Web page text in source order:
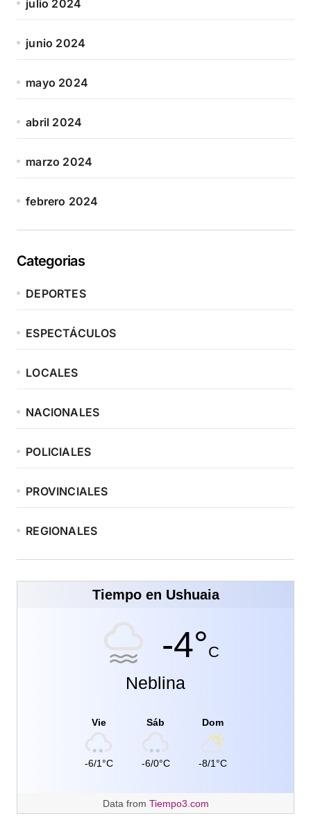
julio 2024
junio 2024
mayo 2024
abril 2024
marzo 2024
febrero 2024
Categorias
DEPORTES
ESPECTÁCULOS
LOCALES
NACIONALES
POLICIALES
PROVINCIALES
REGIONALES
Tiempo en Ushuaia
-4°C
Neblina
Vie
-6/1°C
Sáb
-6/0°C
Dom
-8/1°C
Data from Tiempo3.com